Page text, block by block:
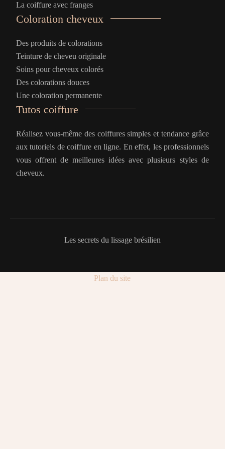
La coiffure avec franges
Coloration cheveux
Des produits de colorations
Teinture de cheveu originale
Soins pour cheveux colorés
Des colorations douces
Une coloration permanente
Tutos coiffure
Réalisez vous-même des coiffures simples et tendance grâce
aux tutoriels de coiffure en ligne. En effet, les professionnels
vous offrent de meilleures idées avec plusieurs styles de
cheveux.
Les secrets du lissage brésilien
Plan du site